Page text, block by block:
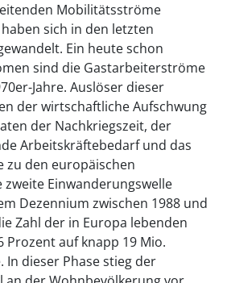
Mobilitätsströme
sich in den letzten
Ein heute schon
sind die Gastarbeiterströme
Jahre. Auslöser dieser
der wirtschaftliche Aufschwung
der Nachkriegszeit, der
Arbeitskräftebedarf und das
zu den europäischen
zweite Einwanderungswelle
Dezennium zwischen 1988 und
Zahl der in Europa lebenden
Prozent auf knapp 19 Mio.
In dieser Phase stieg der